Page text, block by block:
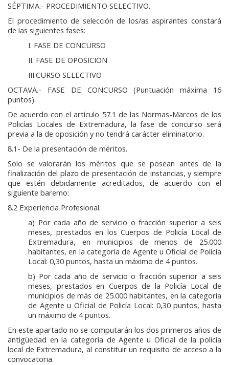
SÉPTIMA.- PROCEDIMIENTO SELECTIVO.
El procedimiento de selección de los/as aspirantes constará
de las siguientes fases:
I. FASE DE CONCURSO
II. FASE DE OPOSICION
III.CURSO SELECTIVO
OCTAVA.- FASE DE CONCURSO (Puntuación máxima 16
puntos).
De acuerdo con el artículo 57.1 de las Normas-Marcos de los
Policías Locales de Extremadura, la fase de concurso será
previa a la de oposición y no tendrá carácter eliminatorio.
8.1- De la presentación de méritos.
Solo se valorarán los méritos que se posean antes de la
finalización del plazo de presentación de instancias, y siempre
que estén debidamente acreditados, de acuerdo con el
siguiente baremo:
8.2 Experiencia Profesional.
a) Por cada año de servicio o fracción superior a seis
meses, prestados en los Cuerpos de Policía Local de
Extremadura, en municipios de menos de 25.000
habitantes, en la categoría de Agente u Oficial de Policía
Local: 0,30 puntos, hasta un máximo de 4 puntos.
b) Por cada año de servicio o fracción superior a seis
meses, prestados en Cuerpos de la Policía Local de
municipios de más de 25.000 habitantes, en la categoría
de Agente u Oficial de Policía Local: 0,30 puntos, hasta
un máximo de 4 puntos.
En este apartado no se computarán los dos primeros años de
antigüedad en la categoría de Agente u Oficial de la policía
local de Extremadura, al constituir un requisito de acceso a la
convocatoria.